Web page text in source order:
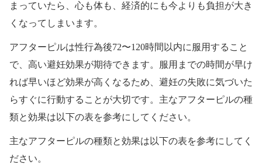
まっていたら、心も体も、経済的にも今よりも負担が大き
くなってしまいます。
アフターピルは性行為後72〜120時間以内に服用すること
で、高い避妊効果が期待できます。服用までの時間が早け
れば早いほど効果が高くなるため、避妊の失敗に気づいた
らすぐに行動することが大切です。主なアフターピルの種
類と効果は以下の表を参考にしてください。
主なアフターピルの種類と効果は以下の表を参考にしてく
ださい。